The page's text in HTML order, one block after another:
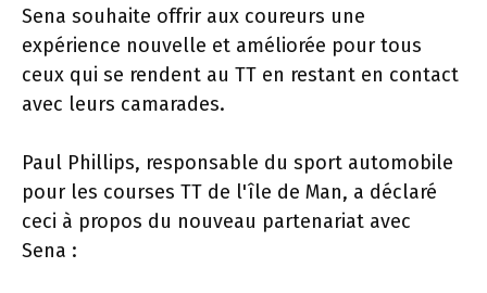
Sena souhaite offrir aux coureurs une
expérience nouvelle et améliorée pour tous
ceux qui se rendent au TT en restant en contact
avec leurs camarades.
Paul Phillips, responsable du sport automobile
pour les courses TT de l'île de Man, a déclaré
ceci à propos du nouveau partenariat avec
Sena :